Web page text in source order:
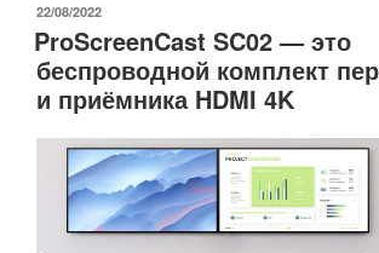
предусилителя
Arylic
S50
ОПУБЛИКОВАНО
22/08/2022
ProScreenCast SC02 — это
беспроводной комплект
и приёмника HDMI 4K